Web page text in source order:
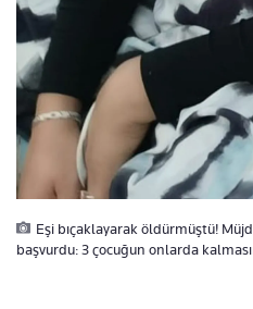
Eşi bıçaklayarak öldürmüştü!
başvurdu: 3 çocuğun onlarda